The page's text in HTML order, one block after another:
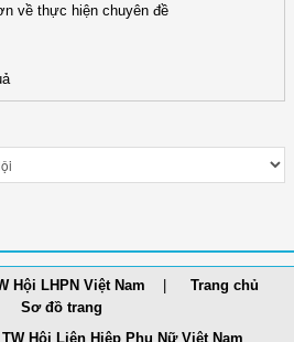
về thực hiện chuyên đề
Hội LHPN Việt Nam
Trang chủ
Sơ đồ trang
Hội Liên Hiệp Phụ Nữ Việt Nam